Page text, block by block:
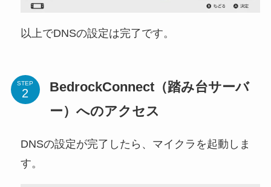
以上でDNSの設定は完了です。
STEP
BedrockConnect（踏み台サーバ
ー）へのアクセス
DNSの設定が完了したら、マイクラを起動しま
す。